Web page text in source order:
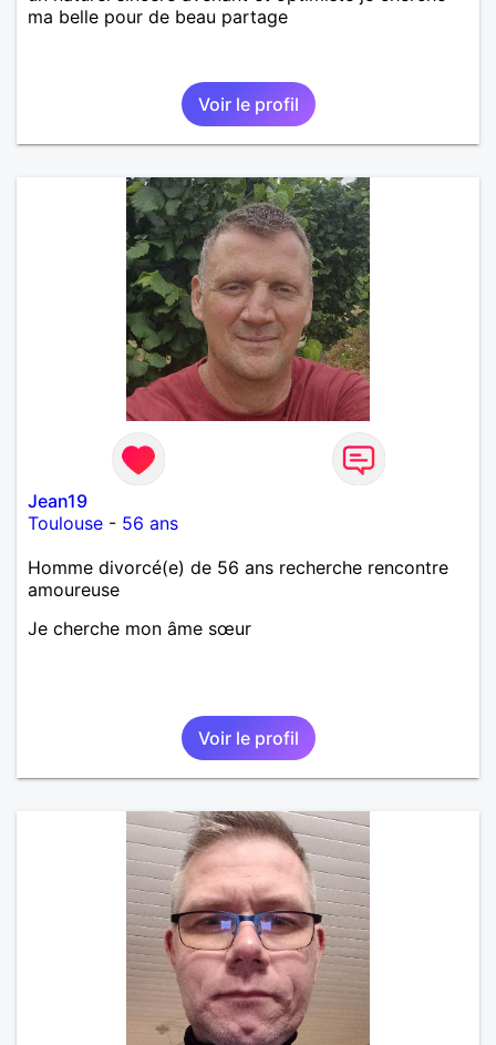
ma belle pour de beau partage
Voir le profil
Jean19
Toulouse - 56 ans
Homme divorcé(e) de 56 ans recherche rencontre
amoureuse
Je cherche mon âme sœur
Voir le profil